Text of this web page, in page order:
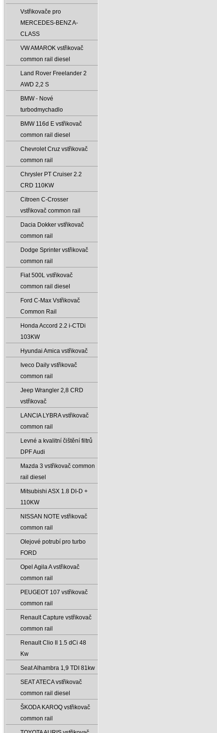
Vstřikovače pro
MERCEDES-BENZ A-
CLASS
VW AMAROK vstřikovač
common rail diesel
Land Rover Freelander 2
AWD 2‚2 S
BMW - Nové
turbodmychadlo
BMW 116d E vstřikovač
common rail diesel
Chevrolet Cruz vstřikovač
common rail
Chrysler PT Cruiser 2.2
CRD 110KW
Citroen C-Crosser
vstřikovač common rail
Dacia Dokker vstřikovač
common rail
Dodge Sprinter vstřikovač
common rail
Fiat 500L vstřikovač
common rail diesel
Ford C-Max Vstřikovač
Common Rail
Honda Accord 2.2 i-CTDi
103KW
Hyundai Amica vstřikovač
Iveco Daily vstřikovač
common rail
Jeep Wrangler 2‚8 CRD
vstřikovač
LANCIA LYBRA vstřikovač
common rail
Levné a kvalitní čištění filtrů
DPF Audi
Mazda 3 vstřikovač common
rail diesel
Mitsubishi ASX 1.8 DI-D +
110KW
NISSAN NOTE vstřikovač
common rail
Olejové potrubí pro turbo
FORD
Opel Agila A vstřikovač
common rail
PEUGEOT 107 vstřikovač
common rail
Renault Capture vstřikovač
common rail
Renault Clio II 1.5 dCi 48
Kw
Seat Alhambra 1‚9 TDI 81kw
SEAT ATECA vstřikovač
common rail diesel
ŠKODA KAROQ vstřikovač
common rail